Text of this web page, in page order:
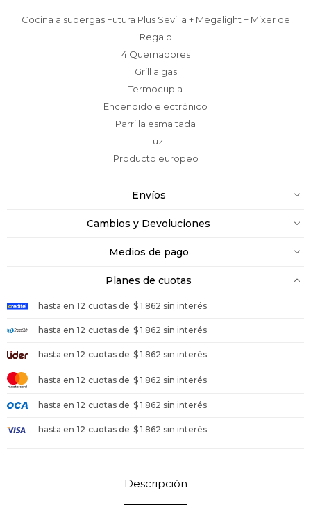
Cocina a supergas Futura Plus Sevilla + Megalight + Mixer de
Regalo
4 Quemadores
Grill a gas
Termocupla
Encendido electrónico
Parrilla esmaltada
Luz
Producto europeo
Envíos
Cambios y Devoluciones
Medios de pago
Planes de cuotas
hasta en 12 cuotas de $ 1.862 sin interés
hasta en 12 cuotas de $ 1.862 sin interés
hasta en 12 cuotas de $ 1.862 sin interés
hasta en 12 cuotas de $ 1.862 sin interés
hasta en 12 cuotas de $ 1.862 sin interés
hasta en 12 cuotas de $ 1.862 sin interés
Descripción